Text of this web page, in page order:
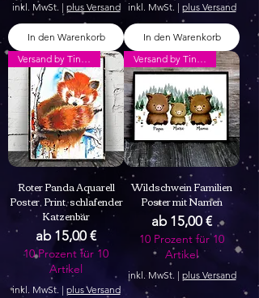
inkl. MwSt. | plus Versand
In den Warenkorb
inkl. MwSt. | plus Versand
In den Warenkorb
Versand by Tiny Tami
Roter Panda Aquarell
Poster, Print, schlafender
Katzenbär
ab 15,00 €
Sale-Preis
10 Prozent für 10
Artikel
inkl. MwSt. | plus Versand
Versand by Tiny Tami
Wildschwein Familien
Poster mit Namen
ab 15,00 €
Sale-Preis
10 Prozent für 10
Artikel
inkl. MwSt. | plus Versand